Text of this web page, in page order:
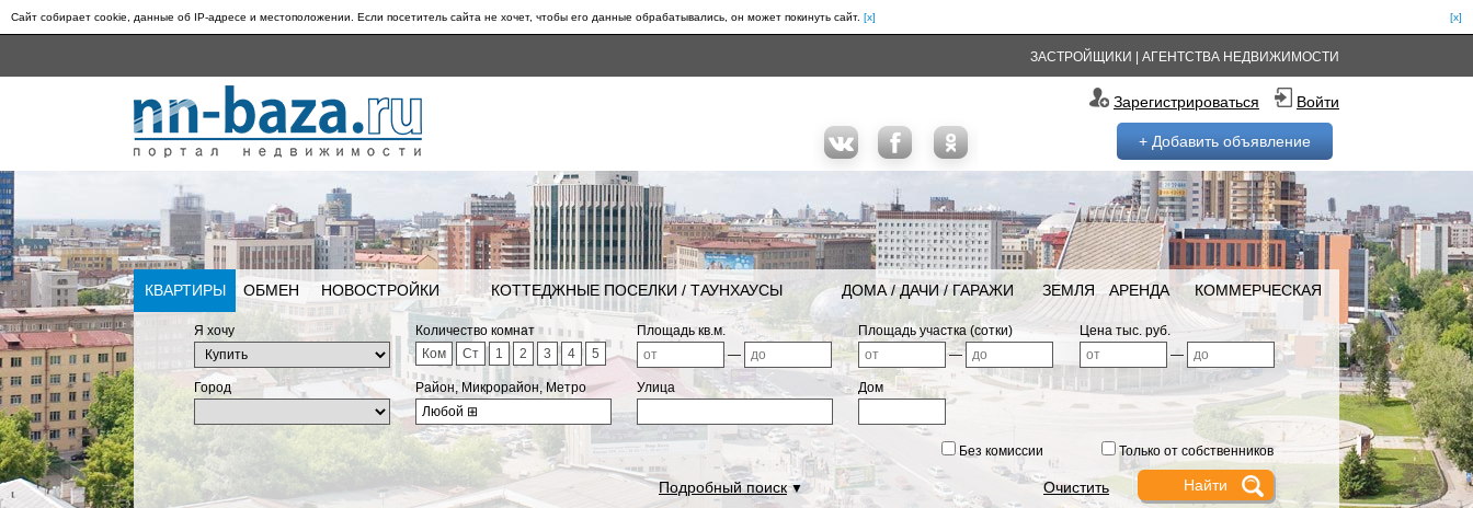
Сайт собирает cookie, данные об IP-адресе и местоположении. Если посетитель сайта не хочет, чтобы его данные обрабатывались, он может покинуть сайт. [x]
[x]
ЗАСТРОЙЩИКИ АГЕНТСТВА НЕДВИЖИМОСТИ
Зарегистрироваться Войти
+ Добавить объявление
КВАРТИРЫ ОБМЕН НОВОСТРОЙКИ КОТТЕДЖНЫЕ ПОСЕЛКИ / ТАУНХАУСЫ ДОМА / ДАЧИ / ГАРАЖИ ЗЕМЛЯ АРЕНДА КОММЕРЧЕСКАЯ
Я хочу
Количество комнат
Ком
Ст 1 2 3 4 5
Площадь кв.м.
—
Площадь участка (сотки)
—
Цена тыс. руб.
—
Город
Район, Микрорайон, Метро
Любой ⊞
Улица Дом
Без комиссии Только от собственников
Подробный поиск▼ Очистить